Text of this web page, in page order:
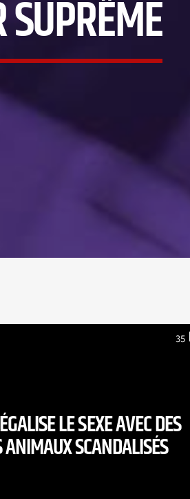
SUPRÊME
35
LE SEXE AVEC DES
SCANDALISÉS